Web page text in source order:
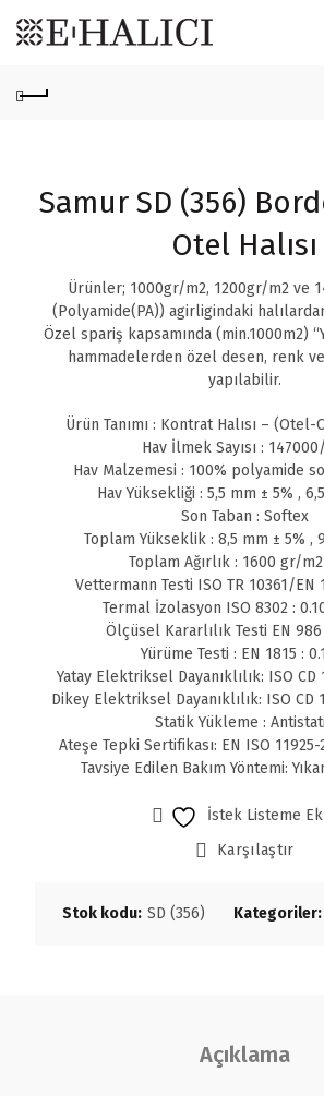
Samur SD (356)
Otel Halısı
Ürünler; 1000gr/m2, 1200gr/m2 ve
(Polyamide(PA)) agirligindaki
Özel spariş kapsamında (min.1000m2)
hammadelerden özel desen, renk
yapılabilir.
Ürün Tanımı : Kontrat Halısı – (Otel-
Hav İlmek Sayısı :
Hav Malzemesi : 100% polyamide
Hav Yüksekliği : 5,5 mm ± 5% ,
Son Taban : Softex
Toplam Yükseklik : 8,5 mm ± 5% ,
Toplam Ağırlık : 1600 gr/
Vettermann Testi ISO TR 10361/EN
Termal İzolasyon ISO 8302 :
Ölçüsel Kararlılık Testi EN
Yürüme Testi : EN 1815 :
Yatay Elektriksel Dayanıklılık: ISO
Dikey Elektriksel Dayanıklılık: ISO CD
Statik Yükleme :
Ateşe Tepki Sertifikası: EN ISO 11925-
Tavsiye Edilen Bakım Yöntemi:
İstek Listeme
Karşılaştır
Stok kodu: SD (356) Kategoriler:
Açıklama